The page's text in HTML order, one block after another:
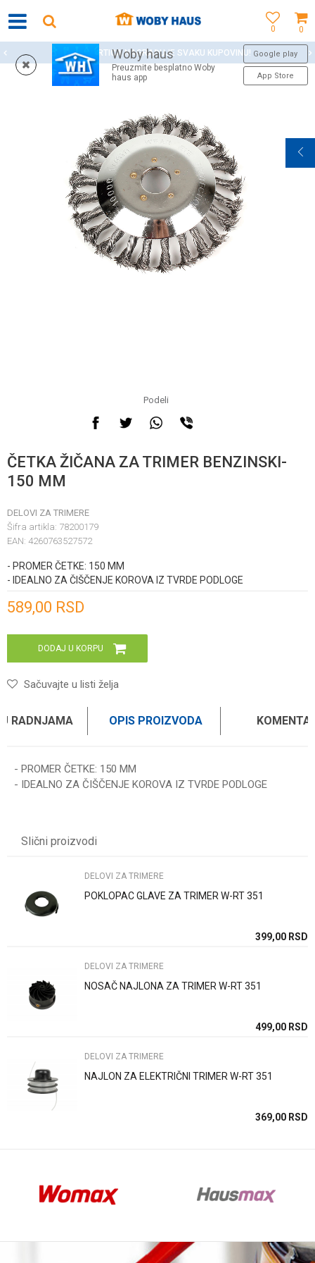
0
0
Woby haus
Preuzmite besplatno Woby
haus app
Google play
App Store
WOBY KARTICA NAGRAĐUJE SVAKU KUPOVINU!
Podeli
ČETKA ŽIČANA ZA TRIMER BENZINSKI-
150 MM
DELOVI ZA TRIMERE
Šifra artikla: 78200179
EAN: 4260763527572
- PROMER ČETKE: 150 MM
- IDEALNO ZA ČIŠČENJE KOROVA IZ TVRDE PODLOGE
589,00 RSD
DODAJ U KORPU
Sačuvajte u listi želja
RADNJAMA OPIS PROIZVODA
- PROMER ČETKE: 150 MM
- IDEALNO ZA ČIŠČENJE KOROVA IZ TVRDE PODLOGE
Poruka
POŠALJI
Slični proizvodi
DELOVI ZA TRIMERE
POKLOPAC GLAVE ZA TRIMER W-RT 351
399,00 RSD
DELOVI ZA TRIMERE
NOSAČ NAJLONA ZA TRIMER W-RT 351
499,00 RSD
DELOVI ZA TRIMERE
NAJLON ZA ELEKTRIČNI TRIMER W-RT 351
369,00 RSD